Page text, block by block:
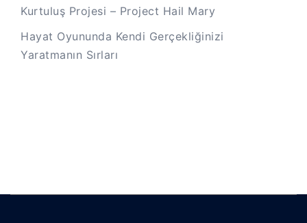
Kurtuluş Projesi – Project Hail Mary
Hayat Oyununda Kendi Gerçekliğinizi
Yaratmanın Sırları